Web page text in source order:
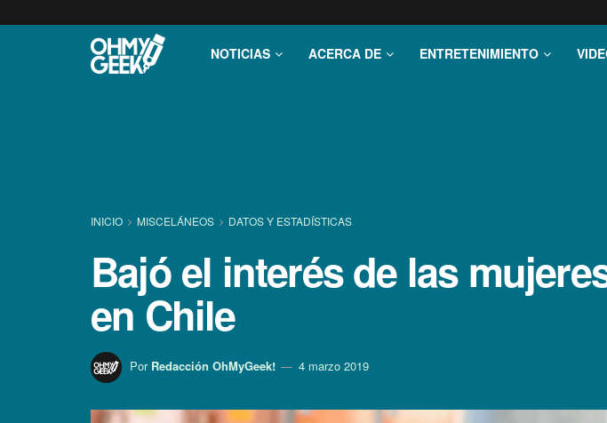
NOTICIAS ACERCA DE ENTRETENIMIENTO
INICIO MISCELÁNEOS DATOS Y ESTADÍ­STICAS
Bajó el interés de las
en Chile
Por Redacción OhMyGeek! 4 marzo 2019